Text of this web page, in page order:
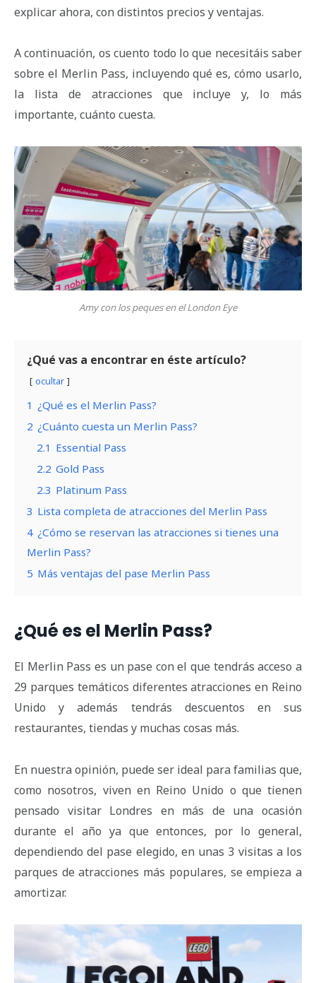
explicar ahora, con distintos precios y ventajas.
A continuación, os cuento todo lo que necesitáis saber
sobre el Merlin Pass, incluyendo qué es, cómo usarlo,
la lista de atracciones que incluye y, lo más
importante, cuánto cuesta.
Amy con los peques en el London Eye
¿Qué vas a encontrar en éste artículo?
ocultar
1 ¿Qué es el Merlin Pass?
2 ¿Cuánto cuesta un Merlin Pass?
2.1 Essential Pass
2.2 Gold Pass
2.3 Platinum Pass
3 Lista completa de atracciones del Merlin Pass
4 ¿Cómo se reservan las atracciones si tienes una
Merlin Pass?
5 Más ventajas del pase Merlin Pass
¿Qué es el Merlin Pass?
El Merlin Pass es un pase con el que tendrás acceso a
29 parques temáticos diferentes atracciones en Reino
Unido y además tendrás descuentos en sus
restaurantes, tiendas y muchas cosas más.
En nuestra opinión, puede ser ideal para familias que,
como nosotros, viven en Reino Unido o que tienen
pensado visitar Londres en más de una ocasión
durante el año ya que entonces, por lo general,
dependiendo del pase elegido, en unas 3 visitas a los
parques de atracciones más populares, se empieza a
amortizar.